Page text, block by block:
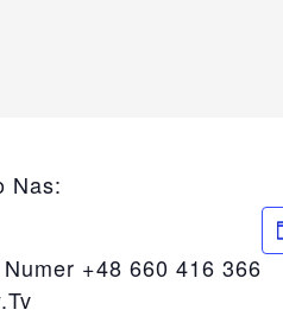
Nas:
+48 660 416 366